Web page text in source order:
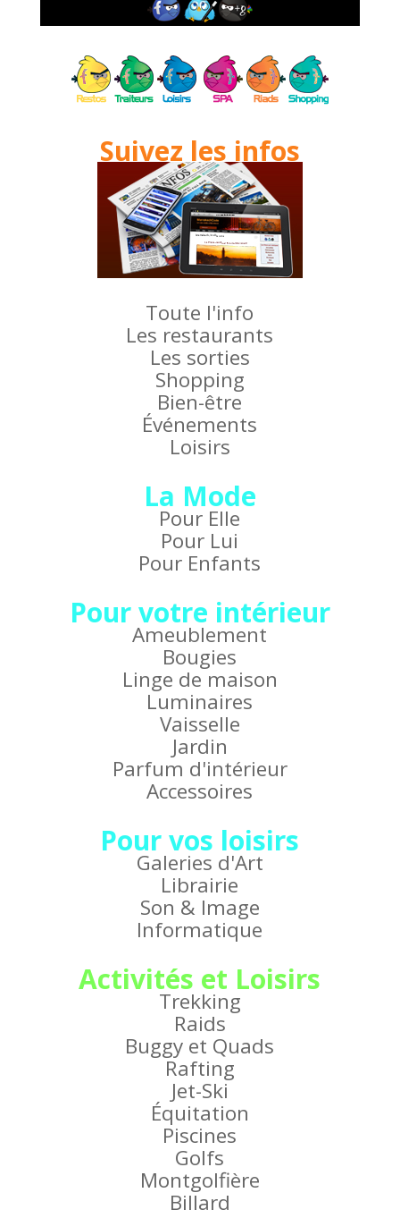
Suivez les infos
Toute l'info
Les restaurants
Les sorties
Shopping
Bien-être
Événements
Loisirs
La Mode
Pour Elle
Pour Lui
Pour Enfants
Pour votre intérieur
Ameublement
Bougies
Linge de maison
Luminaires
Vaisselle
Jardin
Parfum d'intérieur
Accessoires
Pour vos loisirs
Galeries d'Art
Librairie
Son & Image
Informatique
Activités et Loisirs
Trekking
Raids
Buggy et Quads
Rafting
Jet-Ski
Équitation
Piscines
Golfs
Montgolfière
Billard